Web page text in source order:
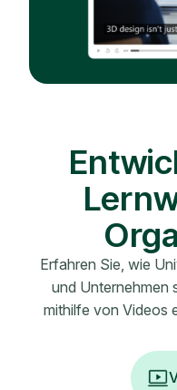
Erfahren Sie, wie
und Unternehmen
mithilfe von Videos